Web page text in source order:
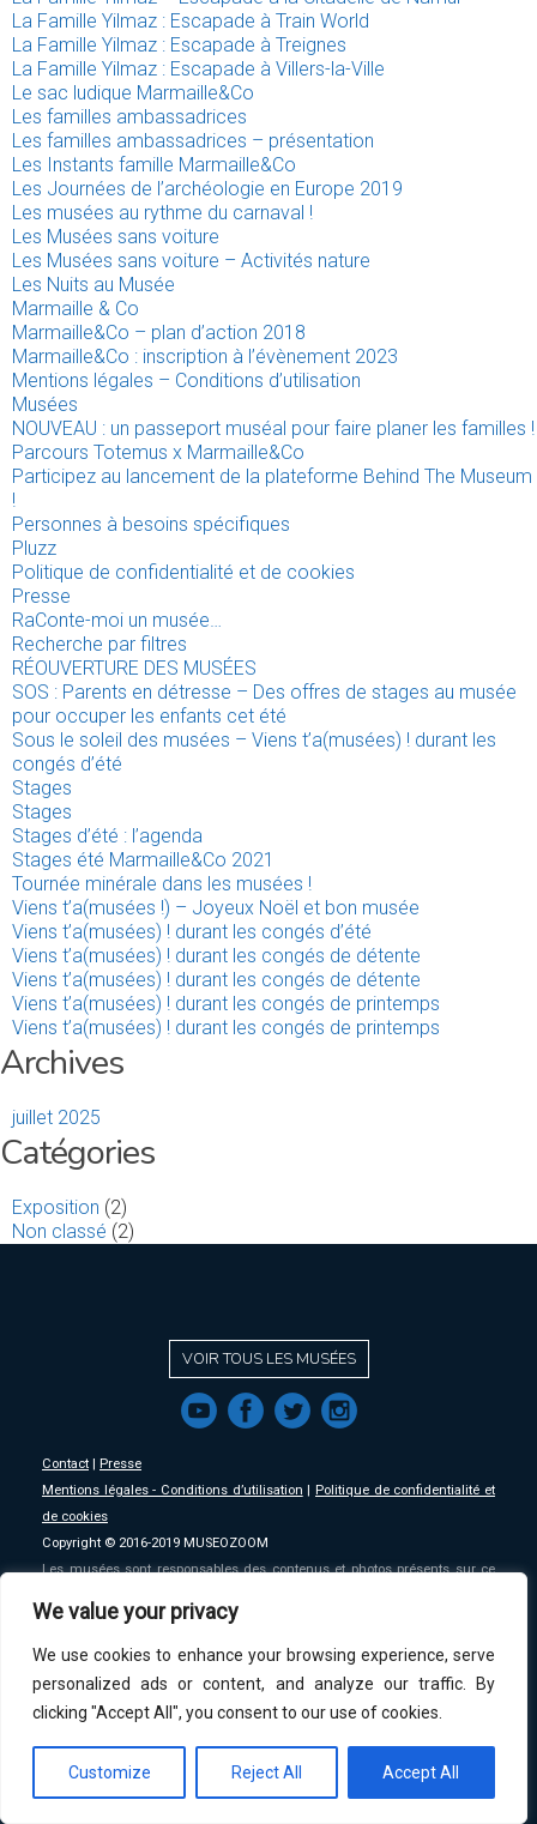
We value your privacy
We use cookies to enhance your browsing experience, serve
personalized ads or content, and analyze our traffic. By
clicking "Accept All", you consent to our use of cookies.
Customize Reject All Accept All
La Famille Yilmaz : Escapade à Train World
La Famille Yilmaz : Escapade à Treignes
La Famille Yilmaz : Escapade à Villers-la-Ville
Le sac ludique Marmaille&Co
Les familles ambassadrices
Les familles ambassadrices – présentation
Les Instants famille Marmaille&Co
Les Journées de l’archéologie en Europe 2019
Les musées au rythme du carnaval !
Les Musées sans voiture
Les Musées sans voiture – Activités nature
Les Nuits au Musée
Marmaille & Co
Marmaille&Co – plan d’action 2018
Marmaille&Co : inscription à l’évènement 2023
Mentions légales – Conditions d’utilisation
Musées
NOUVEAU : un passeport muséal pour faire planer les familles !
Parcours Totemus x Marmaille&Co
Participez au lancement de la plateforme Behind The Museum
!
Personnes à besoins spécifiques
Pluzz
Politique de confidentialité et de cookies
Presse
RaConte-moi un musée…
Recherche par filtres
RÉOUVERTURE DES MUSÉES
SOS : Parents en détresse – Des offres de stages au musée
pour occuper les enfants cet été
Sous le soleil des musées – Viens t’a(musées) ! durant les
congés d’été
Stages
Stages
Stages d’été : l’agenda
Stages été Marmaille&Co 2021
Tournée minérale dans les musées !
Viens t’a(musées !) – Joyeux Noël et bon musée
Viens t’a(musées) ! durant les congés d’été
Viens t’a(musées) ! durant les congés de détente
Viens t’a(musées) ! durant les congés de détente
Viens t’a(musées) ! durant les congés de printemps
Viens t’a(musées) ! durant les congés de printemps
Archives
juillet 2025
Catégories
Exposition (2)
Non classé (2)
VOIR TOUS LES MUSÉES
f a b e
Contact
Presse
Mentions légales - Conditions d’utilisation
Politique de confidentialité et
de cookies
Copyright © 2016-2019 MUSEOZOOM
Les musées sont responsables des contenus et photos présents sur ce
An initative ofMSW.